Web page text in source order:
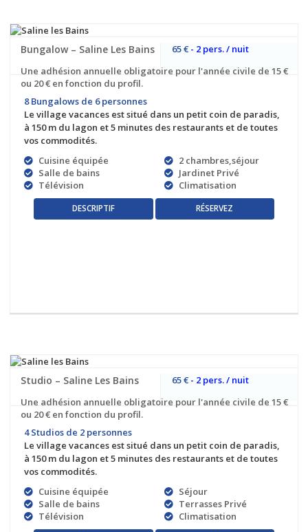
Bungalow – Saline Les Bains 65 €- 2 pers. / nuit
Une adhésion annuelle obligatoire pour l'année civile de 15 €
ou 20 € en fonction du profil.
8 Bungalows de 6 personnes
Le village vacances est situé dans un petit coin de paradis,
à 150 m du lagon et 5 minutes des restaurants et de toutes
vos commodités.
Cuisine équipée
Salle de bains
Télévision
2 chambres,séjour
Jardinet Privé
Climatisation
DESCRIPTIF RÉSERVEZ
Studio – Saline Les Bains 65 €- 2 pers. / nuit
Une adhésion annuelle obligatoire pour l'année civile de 15 €
ou 20 € en fonction du profil.
4 Studios de 2 personnes
Le village vacances est situé dans un petit coin de paradis,
à 150 m du lagon et 5 minutes des restaurants et de toutes
vos commodités.
Cuisine équipée
Salle de bains
Télévision
Séjour
Terrasses Privé
Climatisation